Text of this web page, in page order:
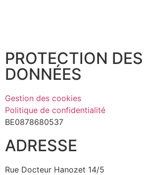
PROTECTION DES
DONNÉES
Gestion des cookies
Politique de confidentialité
BE0878680537
ADRESSE
Rue Docteur Hanozet 14/5